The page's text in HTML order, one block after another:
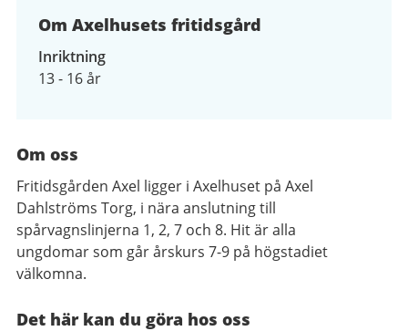
Om Axelhusets fritidsgård
Inriktning
13 - 16 år
Om oss
Fritidsgården Axel ligger i Axelhuset på Axel
Dahlströms Torg, i nära anslutning till
spårvagnslinjerna 1, 2, 7 och 8. Hit är alla
ungdomar som går årskurs 7-9 på högstadiet
välkomna.
Det här kan du göra hos oss